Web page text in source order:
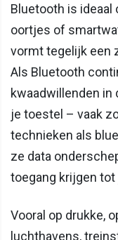
Bluetooth is ideaal
oortjes of
vormt tegelijk een
Als Bluetooth
kwaadwillenden in
je toestel – vaak
technieken als
ze data
toegang krijgen tot
Vooral op drukke,
luchthavens,